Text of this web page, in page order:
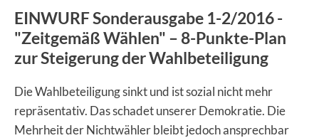
EINWURF Sonderausgabe 1-2/2016 -
"Zeitgemäß Wählen" – 8-Punkte-Plan
zur Steigerung der Wahlbeteiligung
Die Wahlbeteiligung sinkt und ist sozial nicht mehr
repräsentativ. Das schadet unserer Demokratie. Die
Mehrheit der Nichtwähler bleibt jedoch ansprechbar